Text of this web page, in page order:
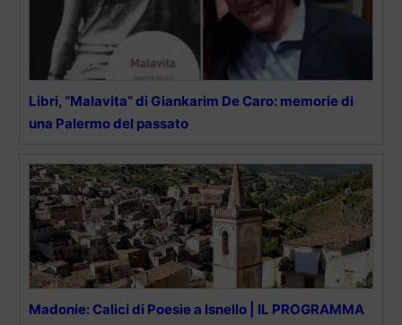
Libri, “Malavita” di Giankarim De Caro: memorie di
una Palermo del passato
Madonie: Calici di Poesie a Isnello | IL PROGRAMMA